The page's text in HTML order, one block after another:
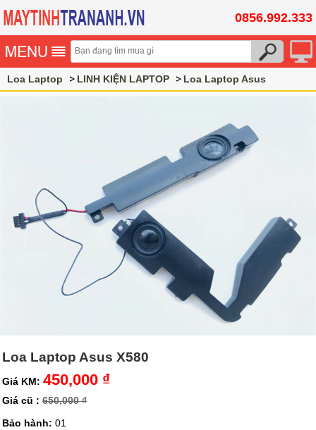
0856.992.333
Loa Laptop LINH KIỆN LAPTOP Loa Laptop Asus
Loa Laptop Asus X580
Giá KM: 450,000 ₫
Giá cũ : 650,000 ₫
Bảo hành: 01